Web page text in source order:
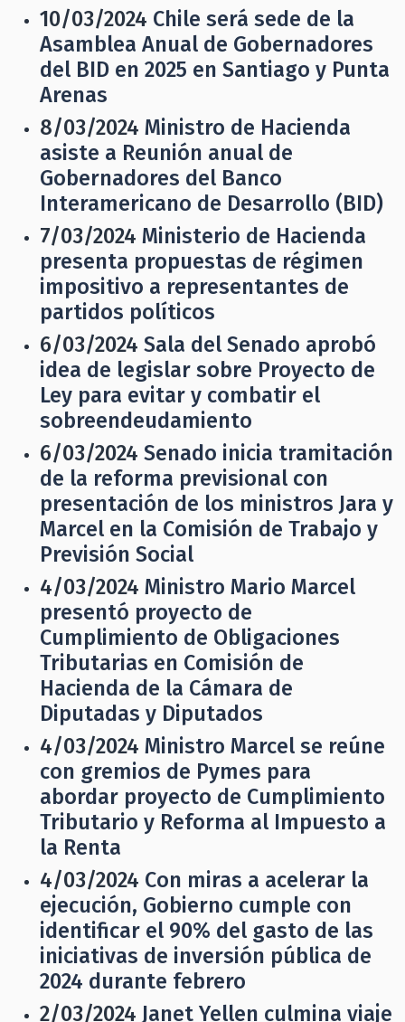
10/03/2024 Chile será sede de la
Asamblea Anual de Gobernadores
del BID en 2025 en Santiago y Punta
Arenas
8/03/2024 Ministro de Hacienda
asiste a Reunión anual de
Gobernadores del Banco
Interamericano de Desarrollo (BID)
7/03/2024 Ministerio de Hacienda
presenta propuestas de régimen
impositivo a representantes de
partidos políticos
6/03/2024 Sala del Senado aprobó
idea de legislar sobre Proyecto de
Ley para evitar y combatir el
sobreendeudamiento
6/03/2024 Senado inicia tramitación
de la reforma previsional con
presentación de los ministros Jara y
Marcel en la Comisión de Trabajo y
Previsión Social
4/03/2024 Ministro Mario Marcel
presentó proyecto de
Cumplimiento de Obligaciones
Tributarias en Comisión de
Hacienda de la Cámara de
Diputadas y Diputados
4/03/2024 Ministro Marcel se reúne
con gremios de Pymes para
abordar proyecto de Cumplimiento
Tributario y Reforma al Impuesto a
la Renta
4/03/2024 Con miras a acelerar la
ejecución, Gobierno cumple con
identificar el 90% del gasto de las
iniciativas de inversión pública de
2024 durante febrero
2/03/2024 Janet Yellen culmina viaje